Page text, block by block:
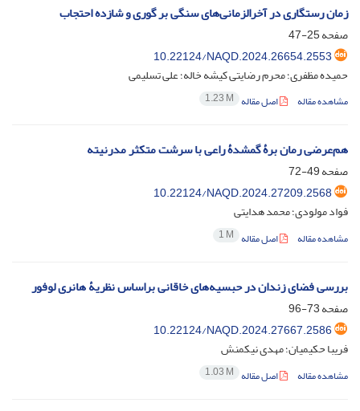
زمان رستگاری در آخرالزمانی‌های سنگی بر گوری و شازده احتجاب
صفحه25-47
10.22124/NAQD.2024.26654.2553
حمیده مظفری؛ محرم رضایتی کیشه خاله؛ علی تسلیمی
مشاهده مقاله اصل مقاله 1.23 M
هم‌عرضی رمان برۀ گمشدۀ راعی با سرشت متکثر مدرنیته
صفحه49-72
10.22124/NAQD.2024.27209.2568
فواد مولودی؛ محمد هدایتی
مشاهده مقاله اصل مقاله 1 M
بررسی فضای زندان در حبسیه‌های خاقانی براساس نظریۀ هانری لوفور
صفحه73-96
10.22124/NAQD.2024.27667.2586
فریبا حکیمیان؛ مهدی نیکمنش
مشاهده مقاله اصل مقاله 1.03 M